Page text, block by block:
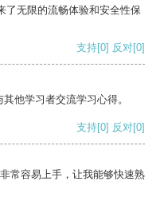
了无限的流畅体验和安全性保
支持[0] 反对[0]
他学习者交流学习心得。
支持[0] 反对[0]
常容易上手，让我能够快速熟